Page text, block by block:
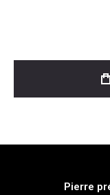
Pierre